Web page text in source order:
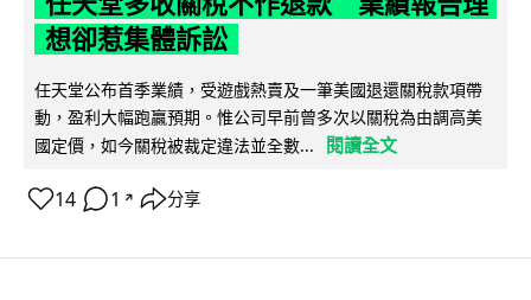
想卻惹集體訴訟
任天堂公布首季業績，受遊戲熱賣及一筆美國退還關稅款項帶
動，盈利大幅跑贏預期。惟公司早前曾多次以關稅為由調高美
國定價，如今關稅被裁定違法並全數...
閱讀全文
14 1 ↗ 分享